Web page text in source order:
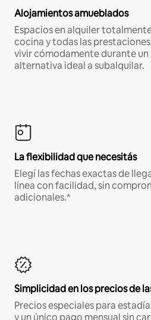
Alojamientos amueblados
Espacios en alquiler
cocina y todas las
vivir cómodamente durante un
alternativa ideal a subalquilar.
La flexibilidad que necesitás
Elegí las fechas exactas de
línea con facilidad, sin
adicionales.*
Simplicidad en los precios de
Precios especiales para
y un único pago mensual sin